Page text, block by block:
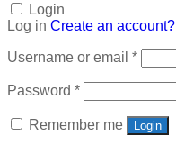
Login
Log in Create an account?
Username or email *
Password *
Remember me Login